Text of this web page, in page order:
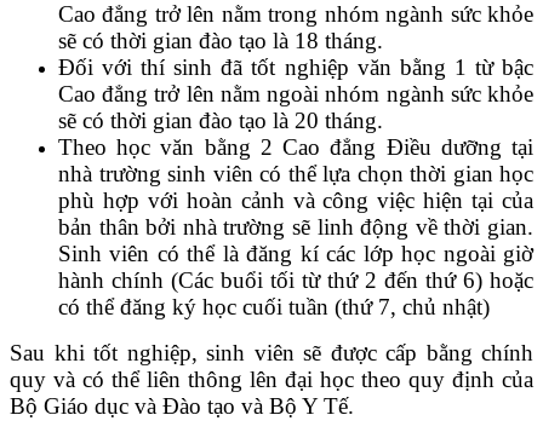
Cao đẳng trở lên nằm trong nhóm ngành sức khỏe
sẽ có thời gian đào tạo là 18 tháng.
Đối với thí sinh đã tốt nghiệp văn bằng 1 từ bậc
Cao đẳng trở lên nằm ngoài nhóm ngành sức khỏe
sẽ có thời gian đào tạo là 20 tháng.
Theo học văn bằng 2 Cao đẳng Điều dưỡng tại
nhà trường sinh viên có thể lựa chọn thời gian học
phù hợp với hoàn cảnh và công việc hiện tại của
bản thân bởi nhà trường sẽ linh động về thời gian.
Sinh viên có thể là đăng kí các lớp học ngoài giờ
hành chính (Các buổi tối từ thứ 2 đến thứ 6) hoặc
có thể đăng ký học cuối tuần (thứ 7, chủ nhật)
Sau khi tốt nghiệp, sinh viên sẽ được cấp bằng chính
quy và có thể liên thông lên đại học theo quy định của
Bộ Giáo dục và Đào tạo và Bộ Y Tế.